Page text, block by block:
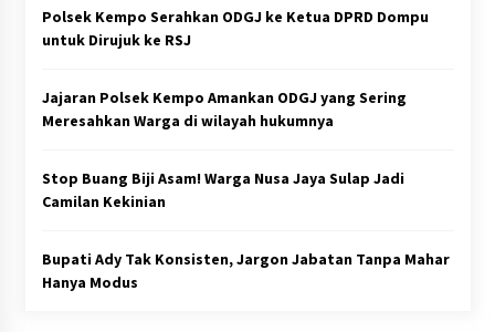
Polsek Kempo Serahkan ODGJ ke Ketua DPRD Dompu
untuk Dirujuk ke RSJ
Jajaran Polsek Kempo Amankan ODGJ yang Sering
Meresahkan Warga di wilayah hukumnya
Stop Buang Biji Asam! Warga Nusa Jaya Sulap Jadi
Camilan Kekinian
Bupati Ady Tak Konsisten, Jargon Jabatan Tanpa Mahar
Hanya Modus